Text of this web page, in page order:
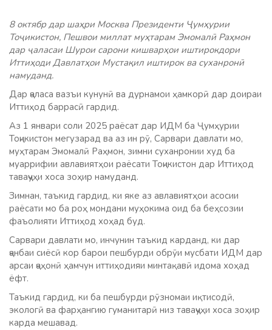
8 октябр дар шаҳри Москва Президенти Ҷумҳурии
Тоҷикистон, Пешвои миллат муҳтарам Эмомалӣ Раҳмон
дар ҷаласаи Шурои сарони кишварҳои иштирокдори
Иттиҳоди Давлатҳои Мустақил иштирок ва суханронӣ
намуданд.
Дар ҷаласа вазъи кунунӣ ва дурнамои ҳамкорӣ дар доираи
Иттиҳод баррасӣ гардид.
Аз 1 январи соли 2025 раёсат дар ИДМ ба Ҷумҳурии
Тоҷикистон мегузарад ва аз ин рӯ, Сарвари давлати мо,
муҳтарам Эмомалӣ Раҳмон, зимни суханронии худ ба
муаррифии авлавиятҳои раёсати Тоҷикистон дар Иттиҳод
таваҷҷуҳи хоса зоҳир намуданд.
Зимнан, таъкид гардид, ки яке аз авлавиятҳои асосии
раёсати мо ба роҳ мондани муҳокима оид ба беҳсозии
фаъолияти Иттиҳод хоҳад буд.
Сарвари давлати мо, инчунин таъкид карданд, ки дар
ҷанбаи сиёсӣ кор барои пешбурди обрӯи мусбати ИДМ дар
арсаи ҷаҳонӣ ҳамчун иттиҳодияи минтақавӣ идома хоҳад
ёфт.
Таъкид гардид, ки ба пешбурди рӯзномаи иқтисодӣ,
экологӣ ва фарҳангию гуманитарӣ низ таваҷҷуҳи хоса зоҳир
карда мешавад.